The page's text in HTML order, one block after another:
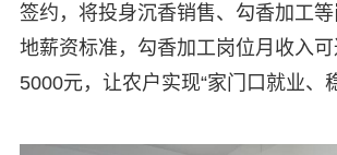
签约，将投身沉香销售、勾香加工
地薪资标准，勾香加工岗位月收入
5000元，让农户实现“家门口就业、